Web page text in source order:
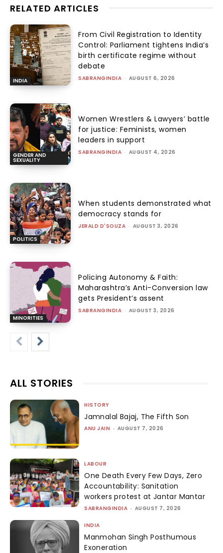
RELATED ARTICLES
INDIA
From Civil Registration to Identity
Control: Parliament tightens India’s
birth certificate regime without
debate
SABRANGINDIA - AUGUST 6, 2026
GENDER AND
SEXUALITY
Women Wrestlers & Lawyers’ battle
for justice: Feminists, women
leaders in support
SABRANGINDIA - AUGUST 4, 2026
POLITICS
When students demonstrated what
democracy stands for
JERALD D'SOUZA - AUGUST 3, 2026
MINORITIES
Policing Autonomy & Faith:
Maharashtra’s Anti-Conversion law
gets President’s assent
SABRANGINDIA - AUGUST 3, 2026
ALL STORIES
HISTORY
Jamnalal Bajaj, The Fifth Son
ANU JAIN - AUGUST 7, 2026
LABOUR
One Death Every Few Days, Zero
Accountability: Sanitation
workers protest at Jantar Mantar
SABRANGINDIA - AUGUST 7, 2026
INDIA
Manmohan Singh Posthumous
Exoneration